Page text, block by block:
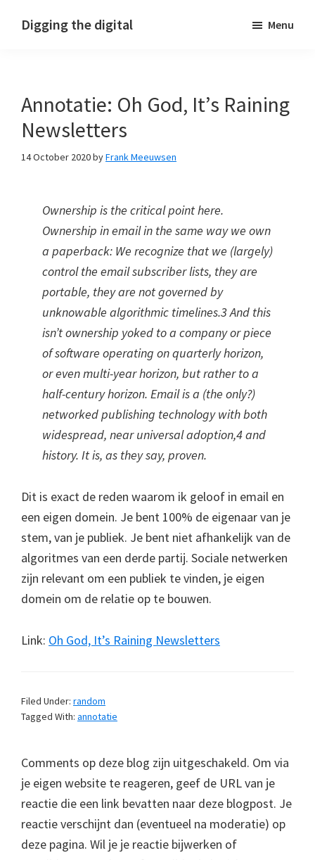
Digging the digital Menu
Annotatie: Oh God, It’s Raining
Newsletters
14 October 2020byFrank Meeuwsen
Ownership is the critical point here.
Ownership in email in the same way we own
a paperback: We recognize that we (largely)
control the email subscriber lists, they are
portable, they are not governed by
unknowable algorithmic timelines.3 And this
isn’t ownership yoked to a company or piece
of software operating on quarterly horizon,
or even multi-year horizon, but rather to a
half-century horizon. Email is a (the only?)
networked publishing technology with both
widespread, near universal adoption,4 and
history. It is, as they say, proven.
Dit is exact de reden waarom ik geloof in email en
een eigen domein. Je bent 100% de eigenaar van je
stem, van je publiek. Je bent niet afhankelijk van de
algoritmes van een derde partij. Sociale netwerken
zijn relevant om een publiek te vinden, je eigen
domein om de relatie op te bouwen.
Link: Oh God, It’s Raining Newsletters
Filed Under: random
Tagged With: annotatie
Comments op deze blog zijn uitgeschakeld. Om via
je eigen website te reageren, geef de URL van je
reactie die een link bevatten naar deze blogpost. Je
reactie verschijnt dan (eventueel na moderatie) op
deze pagina. Wil je je reactie bijwerken of